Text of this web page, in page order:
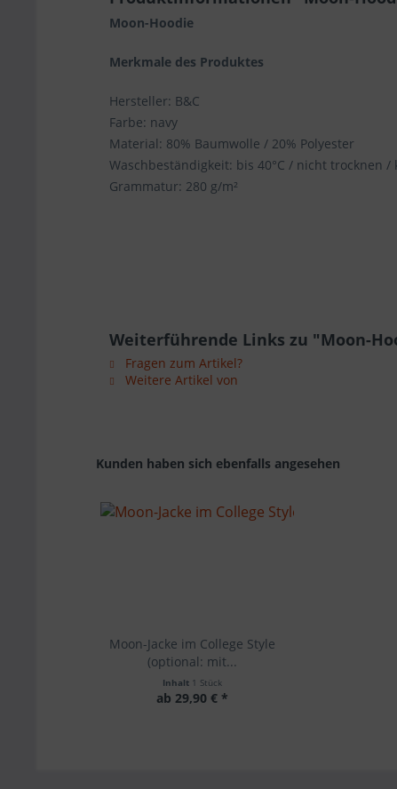
Moon-Hoodie
Merkmale des Produktes
Hersteller: B&C
Farbe: navy
Material: 80% Baumwolle / 20% Polyester
Waschbeständigkeit: bis 40°C / nicht trocknen /
Grammatur: 280 g/m²
Weiterführende Links zu "Moon-
Fragen zum Artikel?
Weitere Artikel von
Kunden haben sich ebenfalls angesehen
Moon-Jacke im College Style
(optional: mit...
Inhalt 1 Stück
ab 29,90 € *